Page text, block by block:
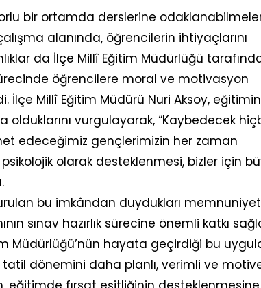
bir ortamda derslerine
alanında, öğrencilerin ihtiyaçlarını
da İlçe Millî Eğitim Müdürlüğü
öğrencilere moral ve motivasyon
İlçe Millî Eğitim Müdürü Nuri Aksoy,
olduklarını vurgulayarak, “Kaybedecek
edeceğimiz gençlerimizin her zaman
olarak desteklenmesi, bizler için
bu imkândan duydukları
sınav hazırlık sürecine önemli katkı
Müdürlüğü’nün hayata geçirdiği bu
tatil dönemini daha planlı, verimli ve